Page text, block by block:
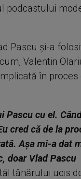
podcastului
Pascu și-a
Valentin
în proces
Pascu cu el.
cred că de la
Așa mi-a dat
doar Vlad Pascu
tânărului ucis